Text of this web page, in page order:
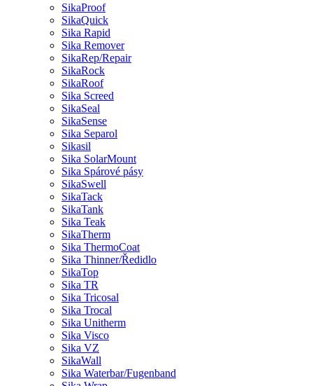
SikaProof
SikaQuick
Sika Rapid
Sika Remover
SikaRep/Repair
SikaRock
SikaRoof
Sika Screed
SikaSeal
SikaSense
Sika Separol
Sikasil
Sika SolarMount
Sika Spárové pásy
SikaSwell
SikaTack
SikaTank
Sika Teak
SikaTherm
Sika ThermoCoat
Sika Thinner/Ředidlo
SikaTop
Sika TR
Sika Tricosal
Sika Trocal
Sika Unitherm
Sika Visco
Sika VZ
SikaWall
Sika Waterbar/Fugenband